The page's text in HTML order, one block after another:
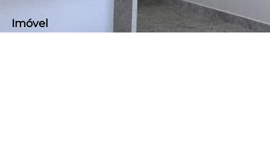
Imóvel